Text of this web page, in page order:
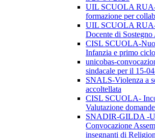
UIL SCUOLA
formazione per
UIL SCUOLA
Docente di
CISL SCUOLA-
Infanzia e primo ciclo
unicobas-
sindacale per il 15-
SNALS-Violenza a
accoltellata
CISL SCUOLA-
Valutazione
SNADIR-GILDA -
Convocazione
insegnanti di